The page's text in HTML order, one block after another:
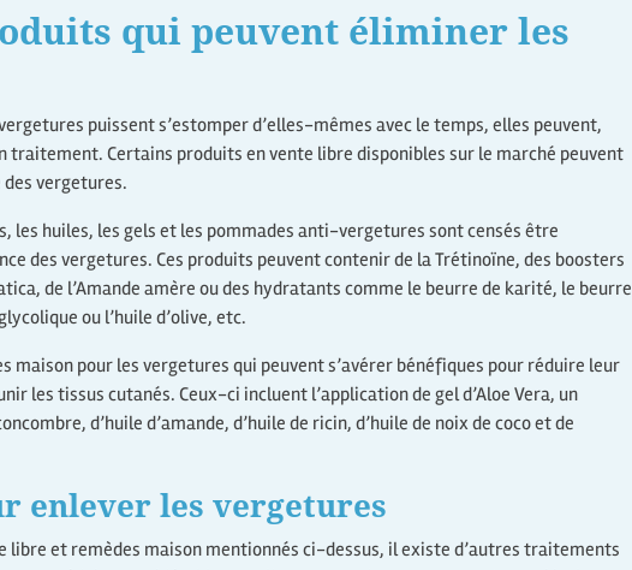
qui peuvent éliminer les
puissent s’estomper d’elles-mêmes avec le temps, elles peuvent,
traitement. Certains produits en vente libre disponibles sur le marché peuvent
vergetures.
les huiles, les gels et les pommades anti-vergetures sont censés être
des vergetures. Ces produits peuvent contenir de la Trétinoïne, des boosters
de l’Amande amère ou des hydratants comme le beurre de karité, le beurre
ou l’huile d’olive, etc.
maison pour les vergetures qui peuvent s’avérer bénéfiques pour réduire leur
les tissus cutanés. Ceux-ci incluent l’application de gel d’Aloe Vera, un
d’huile d’amande, d’huile de ricin, d’huile de noix de coco et de
enlever les vergetures
libre et remèdes maison mentionnés ci-dessus, il existe d’autres traitements